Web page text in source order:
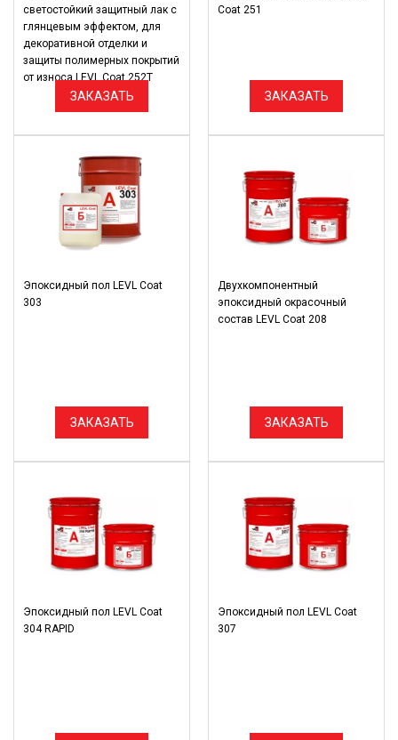
светостойкий защитный лак с
глянцевым эффектом, для
декоративной отделки и
защиты полимерных покрытий
от износа LEVL Coat 252Т
ЗАКАЗАТЬ
Coat 251
ЗАКАЗАТЬ
Эпоксидный пол LEVL Coat
303
ЗАКАЗАТЬ
Двухкомпонентный
эпоксидный окрасочный
состав LEVL Coat 208
ЗАКАЗАТЬ
Эпоксидный пол LEVL Coat
304 RAPID
Эпоксидный пол LEVL Coat
307